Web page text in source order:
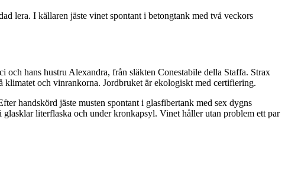
lera. I källaren jäste vinet spontant i betongtank med två veckors
hans hustru Alexandra, från släkten Conestabile della Staffa. Strax
klimatet och vinrankorna. Jordbruket är ekologiskt med certifiering.
handskörd jäste musten spontant i glasfibertank med sex dygns
literflaska och under kronkapsyl. Vinet håller utan problem ett par